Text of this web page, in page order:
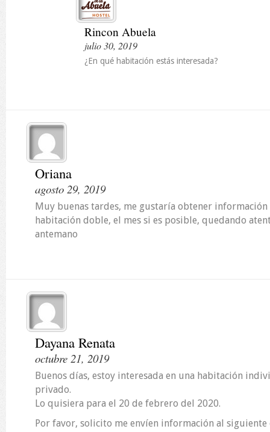
Rincon Abuela
julio 30, 2019
¿En qué habitación estás interesada?
Oriana
agosto 29, 2019
Muy buenas tardes, me gustaría obtener
habitación doble, el mes si es posible, quedando
antemano
Dayana Renata
octubre 21, 2019
Buenos días, estoy interesada en una habitación
privado.
Lo quisiera para el 20 de febrero del 2020.
Por favor, solicito me envíen información al siguiente